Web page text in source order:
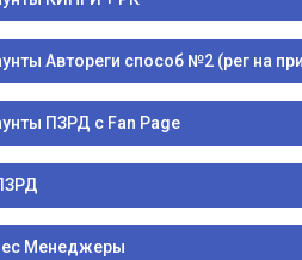
Автореги способ №2 (рег на
ПЗРД с Fan Page
Менеджеры